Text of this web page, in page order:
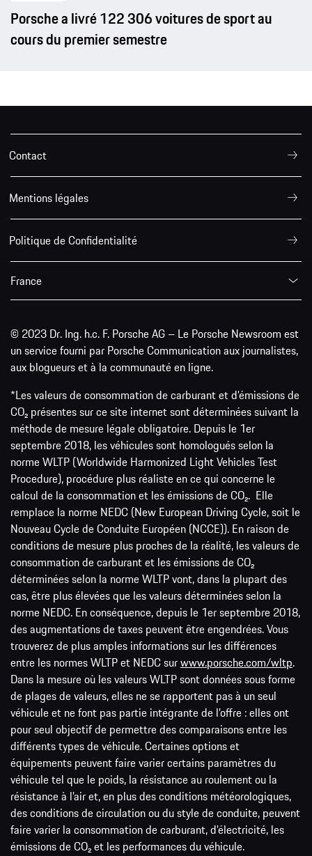
Porsche a livré 122 306 voitures de sport au
cours du premier semestre
Contact
Mentions légales
Politique de Confidentialité
France
© 2023 Dr. Ing. h.c. F. Porsche AG – Le Porsche Newsroom est
un service fourni par Porsche Communication aux journalistes,
aux blogueurs et à la communauté en ligne.
*Les valeurs de consommation de carburant et d’émissions de
CO₂ présentes sur ce site internet sont déterminées suivant la
méthode de mesure légale obligatoire. Depuis le 1er
septembre 2018, les véhicules sont homologués selon la
norme WLTP (Worldwide Harmonized Light Vehicles Test
Procedure), procédure plus réaliste en ce qui concerne le
calcul de la consommation et les émissions de CO₂. Elle
remplace la norme NEDC (New European Driving Cycle, soit le
Nouveau Cycle de Conduite Européen (NCCE)). En raison de
conditions de mesure plus proches de la réalité, les valeurs de
consommation de carburant et les émissions de CO₂
déterminées selon la norme WLTP vont, dans la plupart des
cas, être plus élevées que les valeurs déterminées selon la
norme NEDC. En conséquence, depuis le 1er septembre 2018,
des augmentations de taxes peuvent être engendrées. Vous
trouverez de plus amples informations sur les différences
entre les normes WLTP et NEDC surwww.porsche.com/wltp.
Dans la mesure où les valeurs WLTP sont données sous forme
de plages de valeurs, elles ne se rapportent pas à un seul
véhicule et ne font pas partie intégrante de l’offre : elles ont
pour seul objectif de permettre des comparaisons entre les
différents types de véhicule. Certaines options et
équipements peuvent faire varier certains paramètres du
véhicule tel que le poids, la résistance au roulement ou la
résistance à l’air et, en plus des conditions météorologiques,
des conditions de circulation ou du style de conduite, peuvent
faire varier la consommation de carburant, d’électricité, les
émissions de CO₂ et les performances du véhicule.